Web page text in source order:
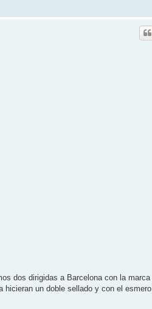
dos dirigidas a Barcelona con la marca
hicieran un doble sellado y con el esmero